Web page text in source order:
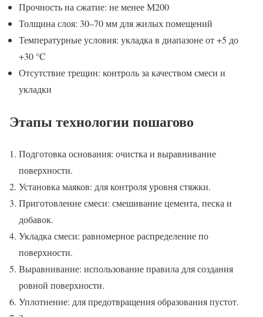
Прочность на сжатие: не менее М200
Толщина слоя: 30–70 мм для жилых помещений
Температурные условия: укладка в диапазоне от +5 до
+30 °C
Отсутствие трещин: контроль за качеством смеси и
укладки
Этапы технологии пошагово
Подготовка основания: очистка и выравнивание
поверхности.
Установка маяков: для контроля уровня стяжки.
Приготовление смеси: смешивание цемента, песка и
добавок.
Укладка смеси: равномерное распределение по
поверхности.
Выравнивание: использование правила для создания
ровной поверхности.
Уплотнение: для предотвращения образования пустот.